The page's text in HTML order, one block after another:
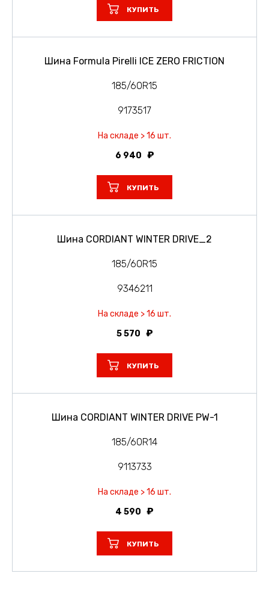
КУПИТЬ
Шина Formula Pirelli ICE ZERO FRICTION
185/60R15
9173517
На складе > 16 шт.
6 940
КУПИТЬ
Шина CORDIANT WINTER DRIVE_2
185/60R15
9346211
На складе > 16 шт.
5 570
КУПИТЬ
Шина CORDIANT WINTER DRIVE PW-1
185/60R14
9113733
На складе > 16 шт.
4 590
КУПИТЬ